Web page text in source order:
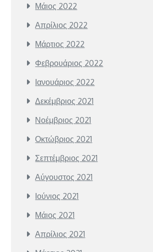
Μάιος 2022
Απρίλιος 2022
Μάρτιος 2022
Φεβρουάριος 2022
Ιανουάριος 2022
Δεκέμβριος 2021
Νοέμβριος 2021
Οκτώβριος 2021
Σεπτέμβριος 2021
Αύγουστος 2021
Ιούνιος 2021
Μάιος 2021
Απρίλιος 2021